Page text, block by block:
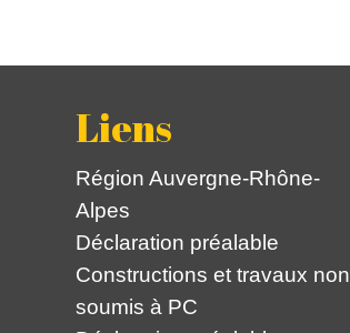
Liens
Région Auvergne-Rhône-
Alpes
Déclaration préalable
Constructions et travaux non
soumis à PC